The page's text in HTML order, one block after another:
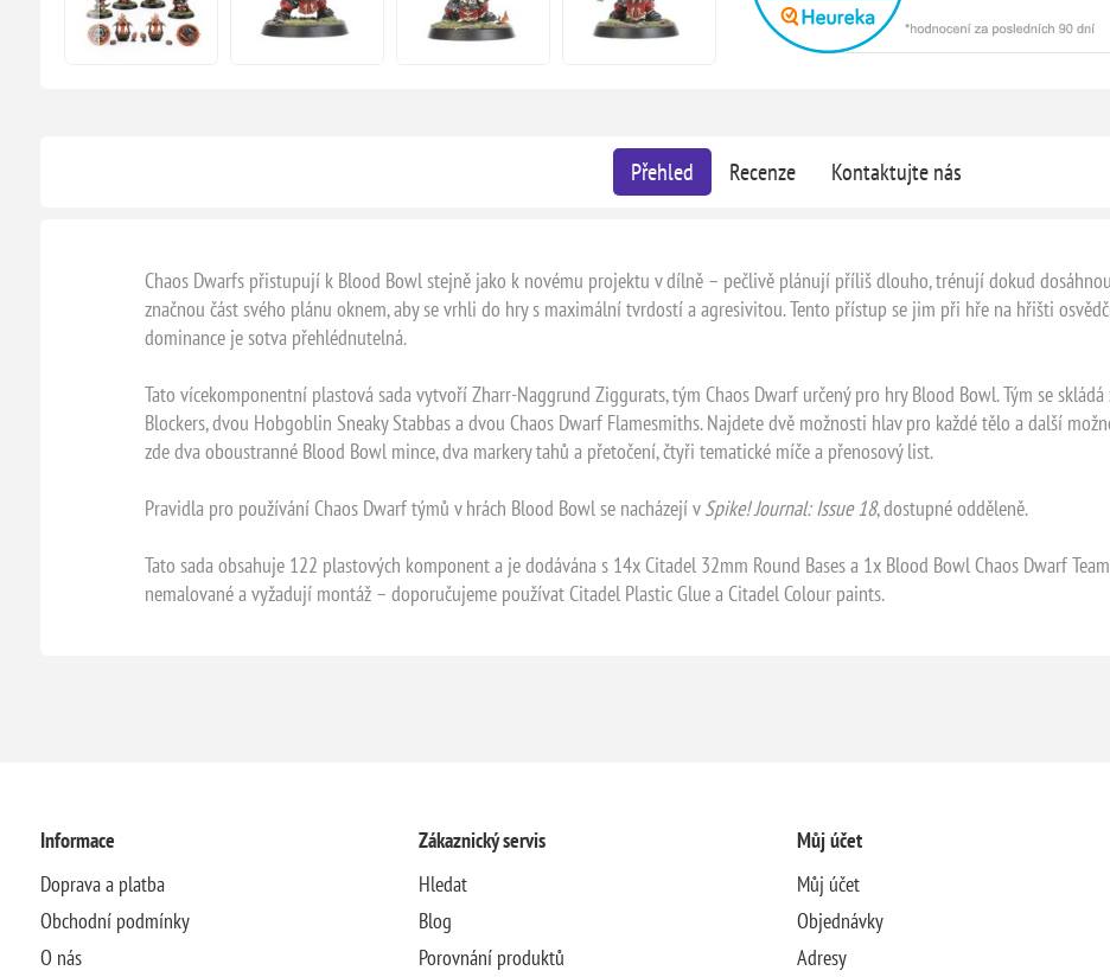
Přehled Recenze Kontaktujte nás
Chaos Dwarfs přistupují k Blood Bowl stejně jako k novému projektu v dílně – pečlivě plánují příliš dlouho, trénují dokud
značnou část svého plánu oknem, aby se vrhli do hry s maximální tvrdostí a agresivitou. Tento přístup se jim při hře na hřišti
dominance je sotva přehlédnutelná.
Tato vícekomponentní plastová sada vytvoří Zharr-Naggrund Ziggurats, tým Chaos Dwarf určený pro hry Blood Bowl. Tým se
Blockers, dvou Hobgoblin Sneaky Stabbas a dvou Chaos Dwarf Flamesmiths. Najdete dvě možnosti hlav pro každé tělo a další
zde dva oboustranné Blood Bowl mince, dva markery tahů a přetočení, čtyři tematické míče a přenosový list.
Pravidla pro používání Chaos Dwarf týmů v hrách Blood Bowl se nacházejí vSpike! Journal: Issue 18, dostupné odděleně.
Tato sada obsahuje 122 plastových komponent a je dodávána s 14x Citadel 32mm Round Bases a 1x Blood Bowl Chaos Dwarf
nemalované a vyžadují montáž – doporučujeme používat Citadel Plastic Glue a Citadel Colour paints.
Informace
Doprava a platba
Obchodní podmínky
O nás
Zákaznický servis
Hledat
Blog
Porovnání produktů
Můj účet
Můj účet
Objednávky
Adresy